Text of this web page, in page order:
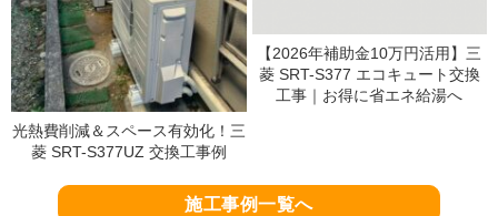
光熱費削減＆スペース有効化！三
菱 SRT-S377UZ 交換工事例
【2026年補助金10万円活用】三
菱 SRT-S377 エコキュート交換
工事｜お得に省エネ給湯へ
施工事例一覧へ